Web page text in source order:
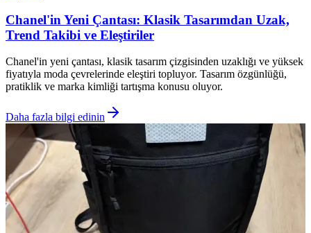
Chanel'in Yeni Çantası: Klasik Tasarımdan Uzak,
Trend Takibi ve Eleştiriler
Chanel'in yeni çantası, klasik tasarım çizgisinden uzaklığı ve yüksek
fiyatıyla moda çevrelerinde eleştiri topluyor. Tasarım özgünlüğü,
pratiklik ve marka kimliği tartışma konusu oluyor.
Daha fazla bilgi edinin